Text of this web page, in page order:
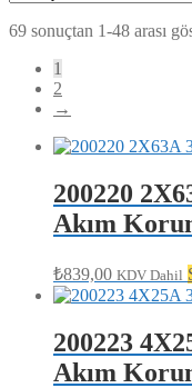
69 sonuçtan 1-48 arası
1
2
→
200220
Akım
₺839,00 KDV Dahil
200223
Akım